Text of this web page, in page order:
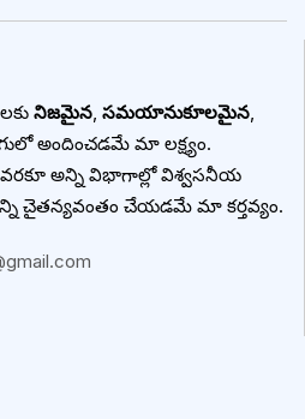
నిజమైన, సమయానుకూలమైన,
అందించడమే మా లక్ష్యం.
అన్ని విభాగాల్లో విశ్వసనీయ
చైతన్యవంతం చేయడమే మా కర్తవ్యం.